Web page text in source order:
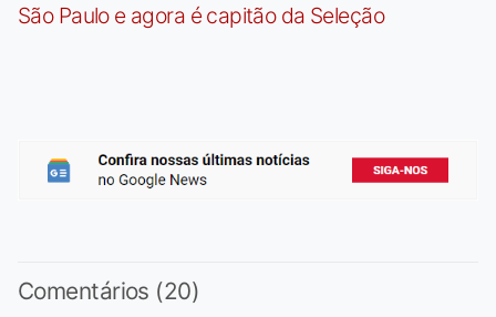
São Paulo e agora é capitão da Seleção
Comentários (20)